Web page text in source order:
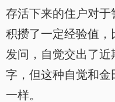
存活下来的住户对
积攒了一定经验值
发问，自觉交出了
字，但这种自觉和
一样。